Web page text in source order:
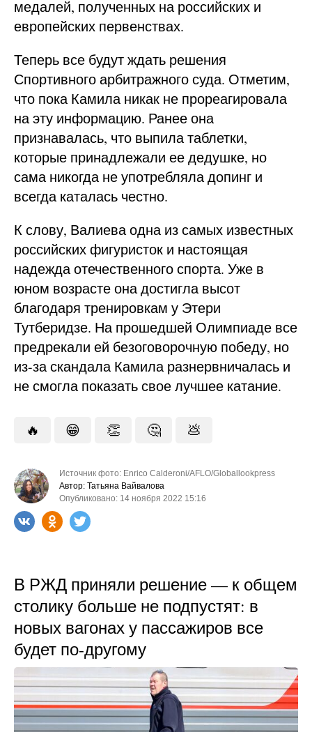
медалей, полученных на российских и
европейских первенствах.
Теперь все будут ждать решения
Спортивного арбитражного суда. Отметим,
что пока Камила никак не прореагировала
на эту информацию. Ранее она
признавалась, что выпила таблетки,
которые принадлежали ее дедушке, но
сама никогда не употребляла допинг и
всегда каталась честно.
К слову, Валиева одна из самых известных
российских фигуристок и настоящая
надежда отечественного спорта. Уже в
юном возрасте она достигла высот
благодаря тренировкам у Этери
Тутберидзе. На прошедшей Олимпиаде все
предрекали ей безоговорочную победу, но
из-за скандала Камила разнервничалась и
не смогла показать свое лучшее катание.
🔥 😁 👏 🤔 💩
Источник фото: Enrico Calderoni/AFLO/Globallookpress
Автор: Татьяна Вайвалова
Опубликовано: 14 ноября 2022 15:16
В РЖД приняли решение — к общем
столику больше не подпустят: в
новых вагонах у пассажиров все
будет по-другому